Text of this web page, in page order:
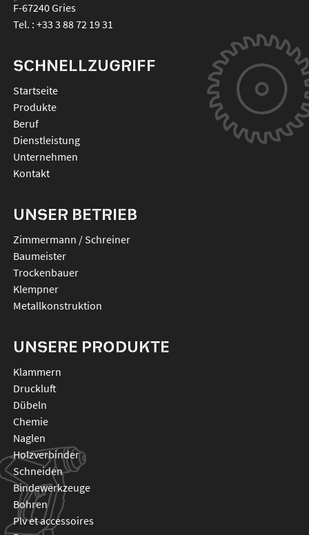
F-67240Gries
Tel. : +33 3 88 72 19 31
SCHNELLZUGRIFF
Startseite
Produkte
Beruf
Dienstleistung
Unternehmen
Kontakt
UNSER BETRIEB
Zimmermann / Schreiner
Baumeister
Trockenbauer
Klempner
Metallkonstruktion
UNSERE PRODUKTE
klammern
druckluft
dübeln
chemie
naglen
holzverbinder
schneiden
bindewerkzeuge
bohren
plv et accessoires